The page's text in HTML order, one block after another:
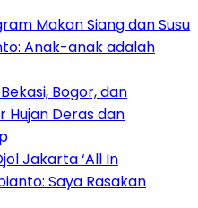
Makan Siang dan Susu
Anak-anak adalah
Bogor, dan
Hujan Deras dan
Jakarta ‘All In
Saya Rasakan